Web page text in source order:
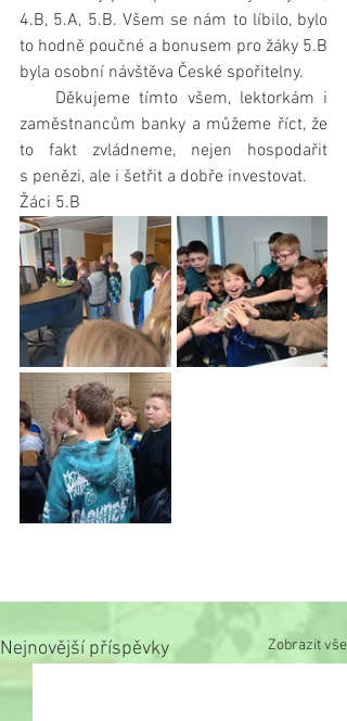
4.B, 5.A, 5.B. Všem se nám to líbilo, bylo
to hodně poučné a bonusem pro žáky 5.B
byla osobní návštěva České spořitelny.
zaměstnancům banky a můžeme říct, že
to fakt zvládneme, nejen hospodařit
s penězi, ale i šetřit a dobře investovat.
Žáci 5.B
Nejnovější příspěvky Zobrazit vše